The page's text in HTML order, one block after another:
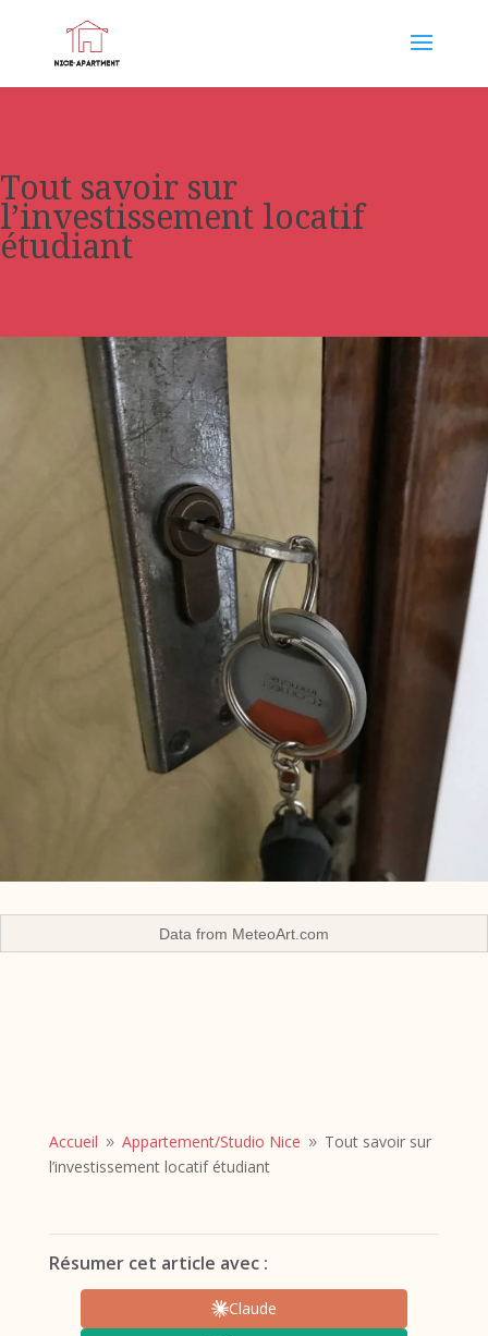
Tout savoir sur
l’investissement locatif
étudiant
Data from MeteoArt.com
Accueil 9 Appartement/Studio Nice 9 Tout savoir sur
l’investissement locatif étudiant
Résumer cet article avec :
Claude